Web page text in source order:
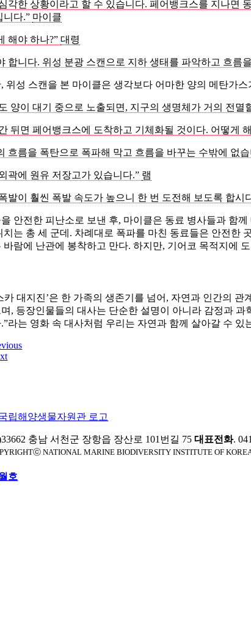
각한 상황이라고 할 수 있습니다. 페어뱅크스를 지나면
니다.” 마이클
해야 하나?” 대령
합니다. 위성 분광 스캔으로 지하 생태를 파악하고 흐름
위성 스캔을 본 마이클은 생각보다 어마한 양의 메탄가
양이 대기 중으로 노출되면, 지구의 생명체가 거의 전멸
뒤면 페어뱅크스에 도착하고 기체화될 것이다. 어떻게
흐름을 폭탄으로 폭파해 막고 흐름을 바꾸는 수밖에 없습
곽에 원유 저장고가 있습니다.” 램
발이 훨씬 폭발 속도가 높으니 한 번 도전해 보도록 합시
안전한 피난소로 보낸 후, 마이클은 동료 병사들과 함
치는 총 세 군데. 차례대로 폭파를 마친 동료들은 안전한
바람에 난관에 봉착하고 만다. 하지만, 기어코 목적지에
카 대지진’은 한 가족의 생존기를 넘어, 자연과 인간의
, 등장인물들의 대사는 단순한 설명이 아니라 감정과
라는 영화 속 대사처럼 우리는 자연과 함께 살아갈 수
충남 서천군 장항읍 장산로 101번길 75대표전화.
NATIONAL MARINE BIODIVERSITY INSTITUTE OF
호